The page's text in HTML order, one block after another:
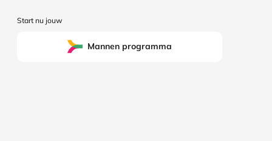
Start nu jouw
Mannen programma